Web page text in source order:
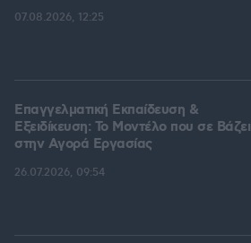
07.08.2026, 12:25
Επαγγελματική Εκπαίδευση &
Εξειδίκευση: Το Mοντέλο που σε Bάζει
στην Aγορά Eργασίας
26.07.2026, 09:54